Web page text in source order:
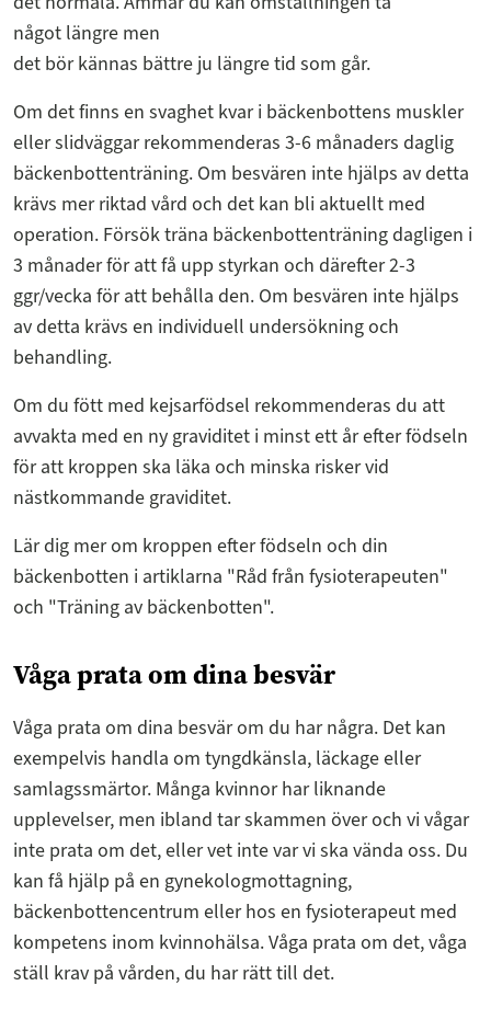
något längre men
det bör kännas bättre ju längre tid som går.
Om det finns en svaghet kvar i bäckenbottens muskler
eller slidväggar rekommenderas 3-6 månaders daglig
bäckenbottenträning. Om besvären inte hjälps av detta
krävs mer riktad vård och det kan bli aktuellt med
operation. Försök träna bäckenbottenträning dagligen i
3 månader för att få upp styrkan och därefter 2-3
ggr/vecka för att behålla den. Om besvären inte hjälps
av detta krävs en individuell undersökning och
behandling.
Om du fött med kejsarfödsel rekommenderas du att
avvakta med en ny graviditet i minst ett år efter födseln
för att kroppen ska läka och minska risker vid
nästkommande graviditet.
Lär dig mer om kroppen efter födseln och din
bäckenbotten i artiklarna "Råd från fysioterapeuten"
och "Träning av bäckenbotten".
Våga prata om dina besvär
Våga prata om dina besvär om du har några. Det kan
exempelvis handla om tyngdkänsla, läckage eller
samlagssmärtor. Många kvinnor har liknande
upplevelser, men ibland tar skammen över och vi vågar
inte prata om det, eller vet inte var vi ska vända oss. Du
kan få hjälp på en gynekologmottagning,
bäckenbottencentrum eller hos en fysioterapeut med
kompetens inom kvinnohälsa. Våga prata om det, våga
ställ krav på vården, du har rätt till det.